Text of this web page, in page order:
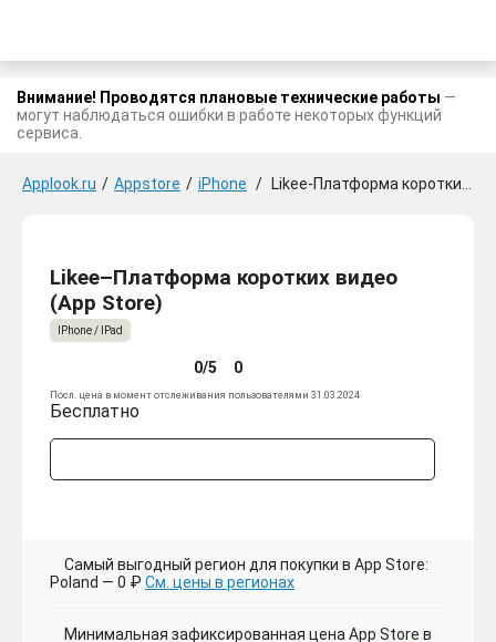
Внимание! Проводятся плановые технические работы —
могут наблюдаться ошибки в работе некоторых функций
сервиса.
Applook.ru / Appstore / iPhone / Likee-Платформа коротких видео
Likee–Платформа коротких видео
(App Store)
IPhone / IPad
0/5 0
Посл. цена в момент отслеживания пользователями 31.03.2024
Бесплатно
Самый выгодный регион для покупки в App Store:
Poland — 0 ₽ См. цены в регионах
Минимальная зафиксированная цена App Store в